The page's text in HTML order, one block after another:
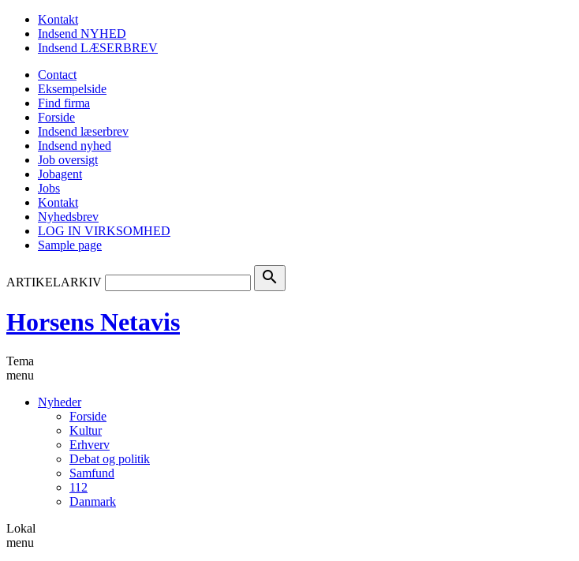
Kontakt
Indsend NYHED
Indsend LÆSERBREV
Contact
Eksempelside
Find firma
Forside
Indsend læserbrev
Indsend nyhed
Job oversigt
Jobagent
Jobs
Kontakt
Nyhedsbrev
LOG IN VIRKSOMHED
Sample page
ARTIKELARKIV search
Horsens Netavis
Tema
menu
Nyheder
Forside
Kultur
Erhverv
Debat og politik
Samfund
112
Danmark
Lokal
menu